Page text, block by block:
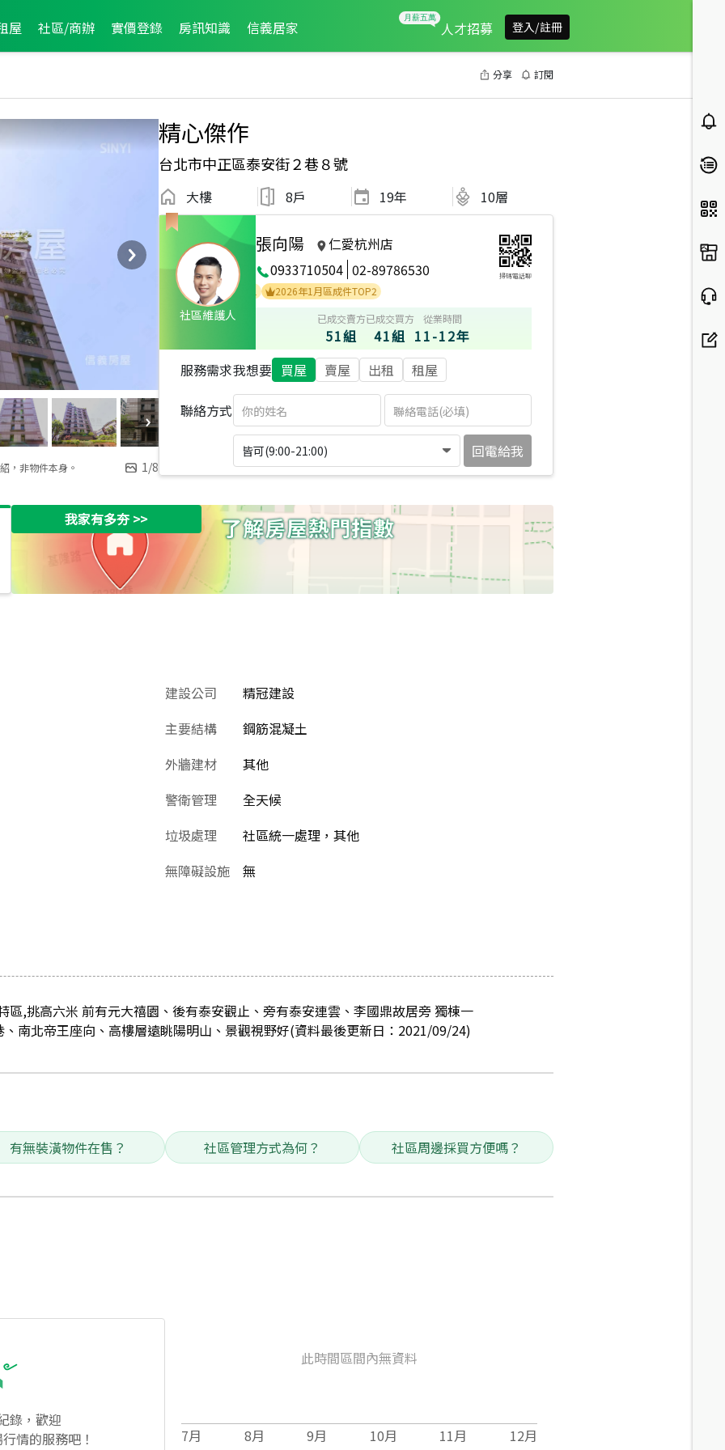
屋 社區/商辦 實價登錄 房訊知識 信義居家 人才招募 登入/註冊
分享 訂閱
，非物件本身。 1/8
精心傑作
台北市中正區泰安街２巷８號
大樓 8戶 19年 10層
社區維護人
張向陽
仁愛杭州店
0933710504 02-89786530 掃碼電話聊
2022年5月區業績TOP3 2022年1月區業績TOP1
2026年1月區成件TOP2
已成交賣方
51組
已成交買方
41組
從業時間
11-12年
服務需求我想要 買屋 賣屋 出租 租屋
聯絡方式
皆可(9:00-21:00) 回電給我
我家有多夯>>
建設公司
精冠建設
主要結構
鋼筋混凝土
外牆建材
其他
警衛管理
全天候
垃圾處理
社區統一處理，其他
無障礙設施
無
區,挑高六米 前有元大禧園、後有泰安觀止、旁有泰安連雲、李國鼎故居旁 獨棟一
南北帝王座向、高樓層遠眺陽明山、景觀視野好(資料最後更新日：2021/09/24)
有無裝潢物件在售？ 社區管理方式為何？ 社區周邊採買方便嗎？
錄，歡迎
情的服務吧！
此時間區間內無資料
7月 8月 9月 10月 11月 12月